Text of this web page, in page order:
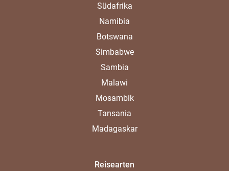
Südafrika
Namibia
Botswana
Simbabwe
Sambia
Malawi
Mosambik
Tansania
Madagaskar
Reisearten